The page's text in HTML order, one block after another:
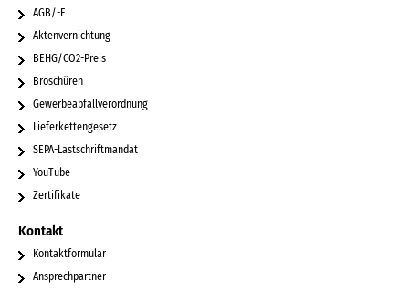
AGB/-E
Aktenvernichtung
BEHG/CO2-Preis
Broschüren
Gewerbeabfallverordnung
Lieferkettengesetz
SEPA-Lastschriftmandat
YouTube
Zertifikate
Kontakt
Kontaktformular
Ansprechpartner